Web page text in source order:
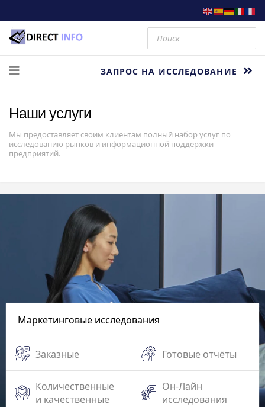
ЗАПРОС НА ИССЛЕДОВАНИЕ
Наши услуги
Мы предоставляет своим клиентам полный набор услуг по
исследованию рынков и информационной поддержки
предприятий.
Маркетинговые исследования
Заказные Готовые отчёты
Количественные
и качественные
Он-Лайн
исследования